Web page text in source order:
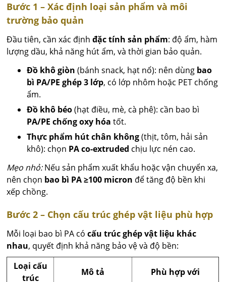
Bước 1 – Xác định loại sản phẩm và môi
trường bảo quản
Đầu tiên, cần xác địnhđặc tính sản phẩm: độ ẩm, hàm
lượng dầu, khả năng hút ẩm, và thời gian bảo quản.
Đồ khô giòn (bánh snack, hạt nổ): nên dùng bao
bì PA/PE ghép 3 lớp, có lớp nhôm hoặc PET chống
ẩm.
Đồ khô béo(hạt điều, mè, cà phê): cần bao bì
PA/PE chống oxy hóa tốt.
Thực phẩm hút chân không(thịt, tôm, hải sản
khô): chọn PA co-extruded chịu lực nén cao.
Mẹo nhỏ:Nếu sản phẩm xuất khẩu hoặc vận chuyển xa,
nên chọn bao bì PA ≥100 micron để tăng độ bền khi
xếp chồng.
Bước 2 – Chọn cấu trúc ghép vật liệu phù hợp
Mỗi loại bao bì PA cócấu trúc ghép vật liệu khác
nhau, quyết định khả năng bảo vệ và độ bền:
Loại cấu
trúc
Mô tả Phù hợp với